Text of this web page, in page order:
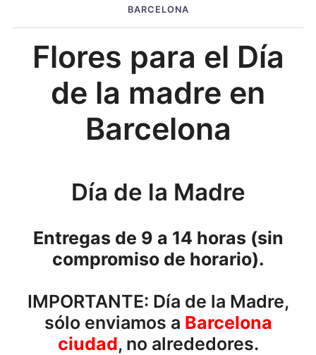
BARCELONA
Flores para el Día
de la madre en
Barcelona
Día de la Madre
Entregas de 9 a 14 horas (sin
compromiso de horario).
IMPORTANTE: Día de la Madre,
sólo enviamos a Barcelona
ciudad, no alrededores.